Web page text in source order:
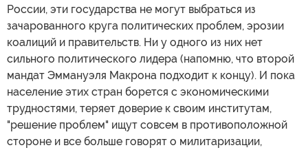
России, эти государства не могут выбраться из
зачарованного круга политических проблем, эрозии
коалиций и правительств. Ни у одного из них нет
сильного политического лидера (напомню, что второй
мандат Эммануэля Макрона подходит к концу). И пока
население этих стран борется с экономическими
трудностями, теряет доверие к своим институтам,
"решение проблем" ищут совсем в противоположной
стороне и все больше говорят о милитаризации,